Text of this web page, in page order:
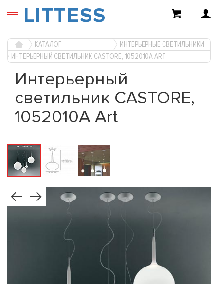
LITTESS
КАТАЛОГ
ИНТЕРЬЕРНЫЕ СВЕТИЛЬНИКИ
ИНТЕРЬЕРНЫЙ СВЕТИЛЬНИК CASTORE, 1052010A ART
Интерьерный
светильник CASTORE,
1052010A Art